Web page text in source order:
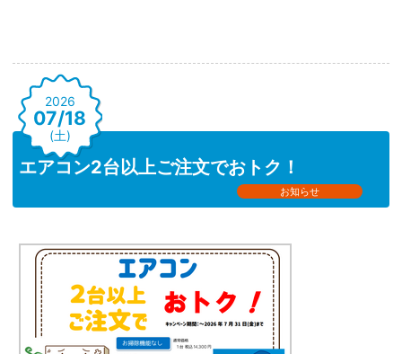
エアコン2台以上ご注文でおトク！
お知らせ
2026
07/18
(土)